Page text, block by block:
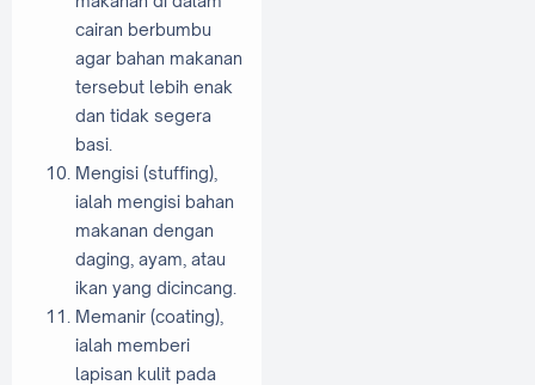
cairan berbumbu
agar bahan makanan
tersebut lebih enak
dan tidak segera
basi.
Mengisi (stuffing),
ialah mengisi bahan
makanan dengan
daging, ayam, atau
ikan yang dicincang.
Memanir (coating),
ialah memberi
lapisan kulit pada